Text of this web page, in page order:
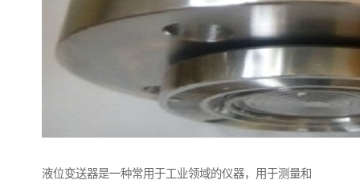
液位变送器是一种常用于工业领域的仪器，用于测量和